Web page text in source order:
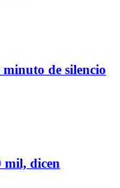
de silencio
mil, dicen